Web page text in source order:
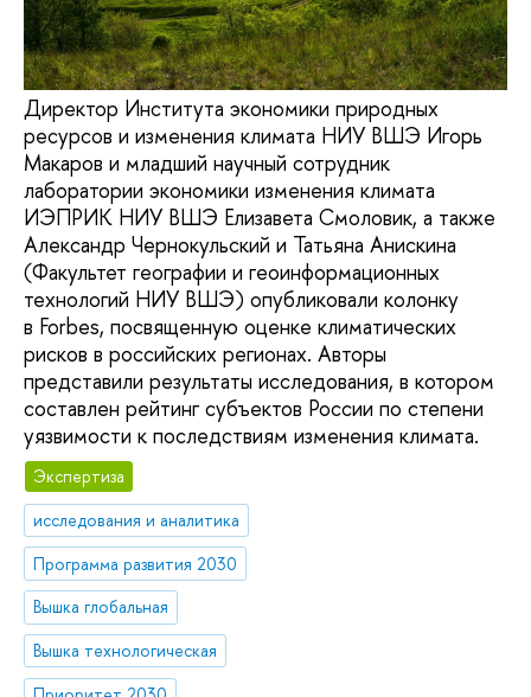
Директор Института экономики природных
ресурсов и изменения климата НИУ ВШЭ Игорь
Макаров и младший научный сотрудник
лаборатории экономики изменения климата
ИЭПРИК НИУ ВШЭ Елизавета Смоловик, а также
Александр Чернокульский и Татьяна Анискина
(Факультет географии и геоинформационных
технологий НИУ ВШЭ) опубликовали колонку
в Forbes, посвященную оценке климатических
рисков в российских регионах. Авторы
представили результаты исследования, в котором
составлен рейтинг субъектов России по степени
уязвимости к последствиям изменения климата.
Экспертиза
исследования и аналитика
Программа развития 2030
Вышка глобальная
Вышка технологическая